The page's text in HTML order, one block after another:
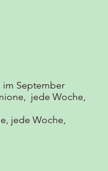
im September
jede Woche,
jede Woche,